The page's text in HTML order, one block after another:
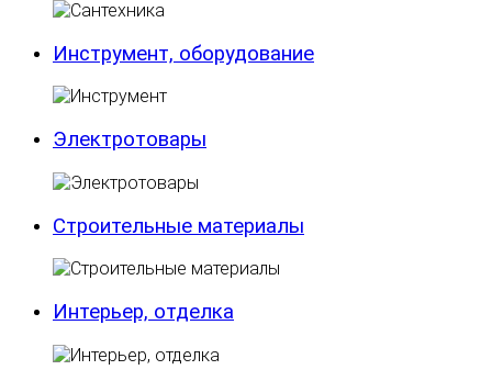
Инструмент, оборудование
Электротовары
Строительные материалы
Интерьер, отделка